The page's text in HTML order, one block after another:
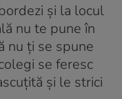
şi la locul
nu te pune în
nu ţi se spune
se feresc
şi le strici